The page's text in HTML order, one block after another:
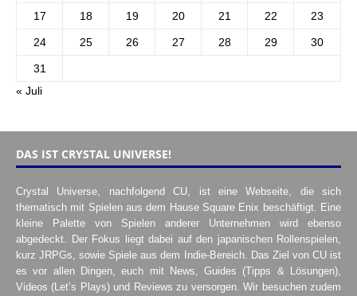
17 18 19 20 21 22 23
24 25 26 27 28 29 30
31
« Juli
DAS IST CRYSTAL UNIVERSE!
Crystal Universe, nachfolgend CU, ist eine Webseite, die sich
thematisch mit Spielen aus dem Hause Square Enix beschäftigt. Eine
kleine Palette von Spielen anderer Unternehmen wird ebenso
abgedeckt. Der Fokus liegt dabei auf den japanischen Rollenspielen,
kurz JRPGs, sowie Spiele aus dem Indie-Bereich. Das Ziel von CU ist
es vor allen Dingen, euch mit News, Guides (Tipps & Lösungen),
Videos (Let’s Plays) und Reviews zu versorgen. Wir besuchen zudem